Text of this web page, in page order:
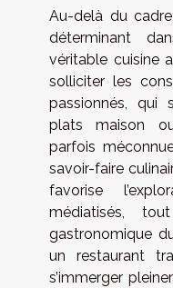
Au-delà du
déterminant
véritable cuisine
solliciter les
passionnés, qui
plats maison
parfois
savoir-faire
favorise
médiatisés,
gastronomique
un restaurant
s’immerger